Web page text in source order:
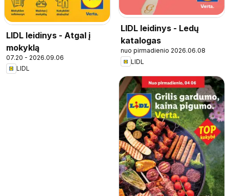
LIDL leidinys - Atgal į
mokyklą
07.20 - 2026.09.06
LIDL
LIDL leidinys - Ledų
katalogas
nuo pirmadienio 2026.06.08
LIDL